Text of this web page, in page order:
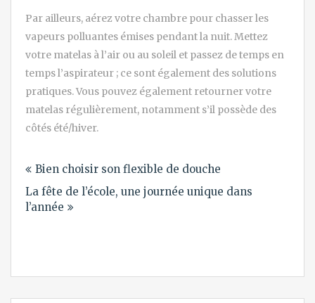
Par ailleurs, aérez votre chambre pour chasser les
vapeurs polluantes émises pendant la nuit. Mettez
votre matelas à l’air ou au soleil et passez de temps en
temps l’aspirateur ; ce sont également des solutions
pratiques. Vous pouvez également retourner votre
matelas régulièrement, notamment s’il possède des
côtés été/hiver.
de
l’article
Bien choisir son flexible de douche
La fête de l’école, une journée unique dans
l’année